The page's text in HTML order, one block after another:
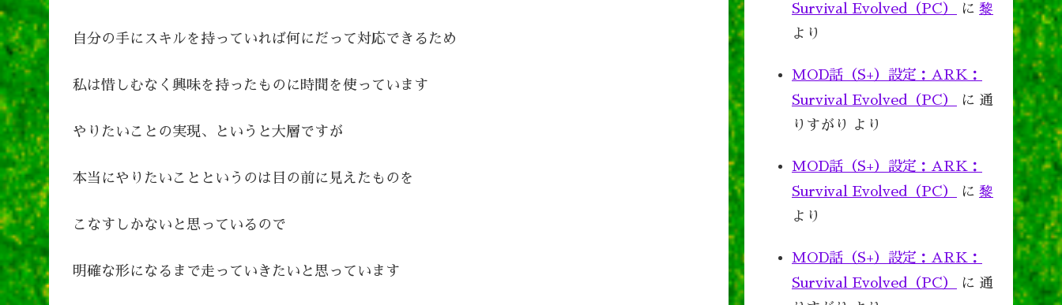
自分の手にスキルを持っていれば何にだって対応できるため
私は惜しむなく興味を持ったものに時間を使っています
やりたいことの実現、というと大層ですが
本当にやりたいことというのは目の前に見えたものを
こなすしかないと思っているので
明確な形になるまで走っていきたいと思っています
Survival Evolved（PC）
に 黎
より
MOD話（S+）設定：ARK：
Survival Evolved（PC）
に 通
りすがり
より
MOD話（S+）設定：ARK：
Survival Evolved（PC）
に 黎
より
MOD話（S+）設定：ARK：
Survival Evolved（PC）
に 通